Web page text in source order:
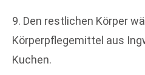
9. Den restlichen Körper
Körperpflegemittel aus
Kuchen.